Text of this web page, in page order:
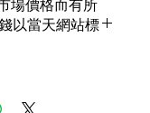
丶玉鐲丶擺件皆 奉
冇包金！冇假金！
場價格而有所
以當天網站標